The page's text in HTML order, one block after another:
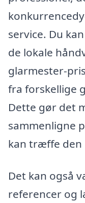
service. Du
de lokale
glarmester-
fra forskellige
Dette gør det
sammenligne
kan træffe den
Det kan også
referencer og